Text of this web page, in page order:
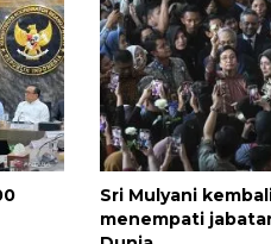
Sri Mulyani
menempati